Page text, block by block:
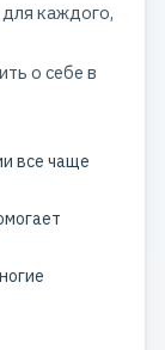
каждого,
о себе в
все чаще